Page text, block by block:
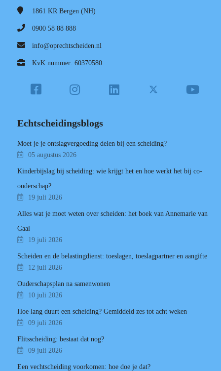
1861 KR Bergen (NH)
0900 58 88 888
info@oprechtscheiden.nl
KvK nummer: 60370580
Echtscheidingsblogs
Moet je je ontslagvergoeding delen bij een scheiding?
05 augustus 2026
Kinderbijslag bij scheiding: wie krijgt het en hoe werkt het bij co-
ouderschap?
19 juli 2026
Alles wat je moet weten over scheiden: het boek van Annemarie van
Gaal
19 juli 2026
Scheiden en de belastingdienst: toeslagen, toeslagpartner en aangifte
12 juli 2026
Ouderschapsplan na samenwonen
10 juli 2026
Hoe lang duurt een scheiding? Gemiddeld zes tot acht weken
09 juli 2026
Flitsscheiding: bestaat dat nog?
09 juli 2026
Een vechtscheiding voorkomen: hoe doe je dat?